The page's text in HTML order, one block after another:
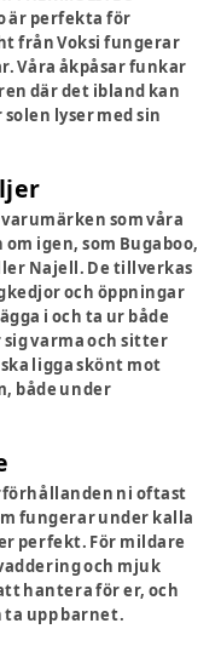
är perfekta för
från Voksi fungerar
Våra åkpåsar funkar
där det ibland kan
lyser med sin
som våra
igen, som Bugaboo,
Najell. De tillverkas
och öppningar
i och ta ur både
varma och sitter
ligga skönt mot
både under
ni oftast
fungerar under kalla
perfekt. För mildare
och mjuk
hantera för er, och
ta upp barnet.